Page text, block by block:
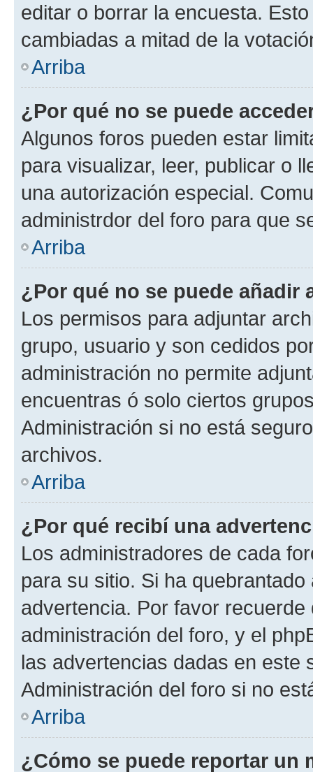
editar o borrar la encuesta.
cambiadas a mitad de la
Arriba
¿Por qué no se puede
Algunos foros pueden estar
para visualizar, leer, publicar o
una autorización especial.
administrdor del foro para que
Arriba
¿Por qué no se puede añadir
Los permisos para adjuntar
grupo, usuario y son cedidos
administración no permite
encuentras ó solo ciertos
Administración si no está
archivos.
Arriba
¿Por qué recibí una
Los administradores de cada
para su sitio. Si ha
advertencia. Por favor
administración del foro, y el
las advertencias dadas en este
Administración del foro si no
Arriba
¿Cómo se puede reportar un